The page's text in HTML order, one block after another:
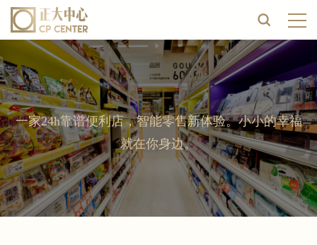
一家24h靠谱便利店，智能零售新体验。小小的幸福
就在你身边。